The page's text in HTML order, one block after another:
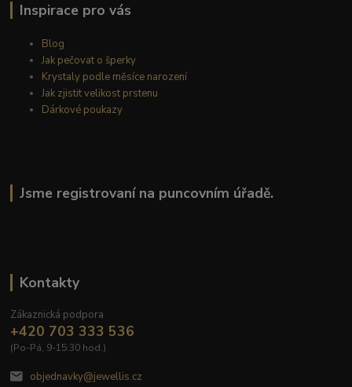
Inspirace pro vás
Blog
Jak pečovat o šperky
Krystaly podle měsíce narození
Jak zjistit velikost prstenu
Dárkové poukazy
Jsme registrovaní na puncovním úřadě.
Kontakty
Zákaznická podpora
+420 703 333 536
(Po-Pá, 9-15:30 hod.)
objednavky@jewellis.cz